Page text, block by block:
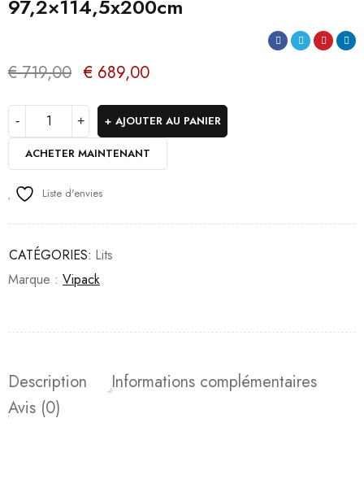
97,2×114,5x200cm
€719,00 € 689,00
AJOUTER AU PANIER
ACHETER MAINTENANT
Liste d'envies
CATÉGORIES: Lits
Marque : Vipack
Description
Informations complémentaires
Avis (0)